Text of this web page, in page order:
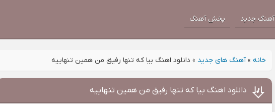
آهنگ جدید پخش آهنگ
خانه »آهنگ های جدید » دانلود اهنگ بیا که تنها رفیق من همین تنهاییه
دانلود اهنگ بیا که تنها رفیق من همین تنهاییه